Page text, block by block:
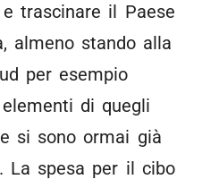
trascinare il Paese
almeno stando alla
per esempio
di quegli
si sono ormai già
La spesa per il cibo